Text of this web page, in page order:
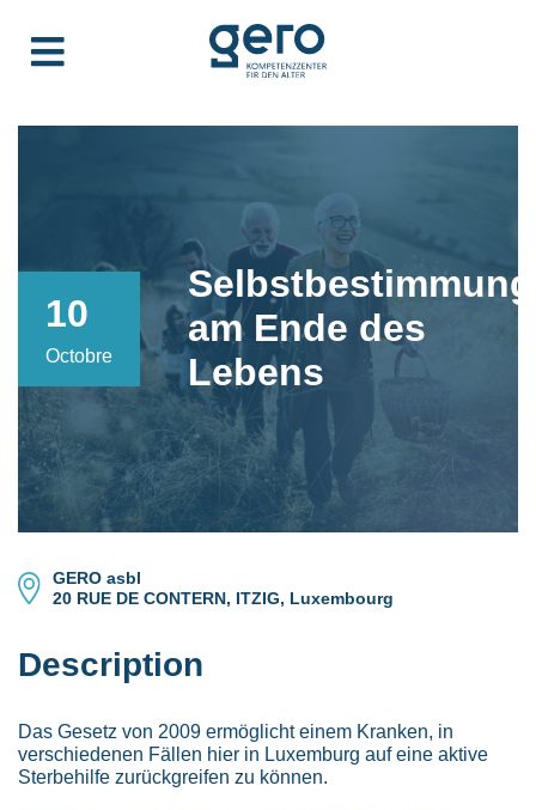
10
Octobre
Selbstbestimmung
am Ende des
Lebens
GERO asbl
20 RUE DE CONTERN, ITZIG, Luxembourg
Description
Das Gesetz von 2009 ermöglicht einem Kranken, in
verschiedenen Fällen hier in Luxemburg auf eine aktive
Sterbehilfe zurückgreifen zu können.